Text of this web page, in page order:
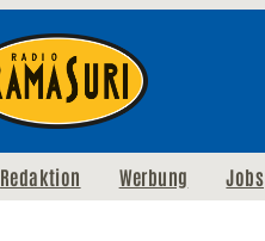
Redaktion Werbung Jobs